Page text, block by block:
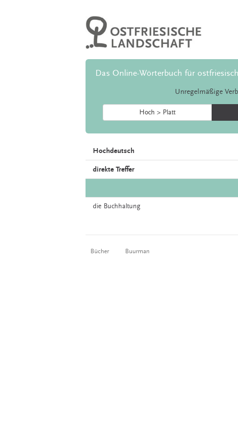
Das Online-Wörterbuch für
Unregelmäßige
Hoch > Platt
Hochdeutsch
direkte Treffer
die Buchhaltung
Bücher Buurman